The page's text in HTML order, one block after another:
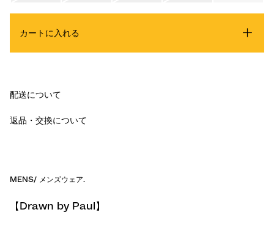
カートに入れる
配送について
返品・交換について
MENS/ メンズウェア.
【Drawn by Paul】